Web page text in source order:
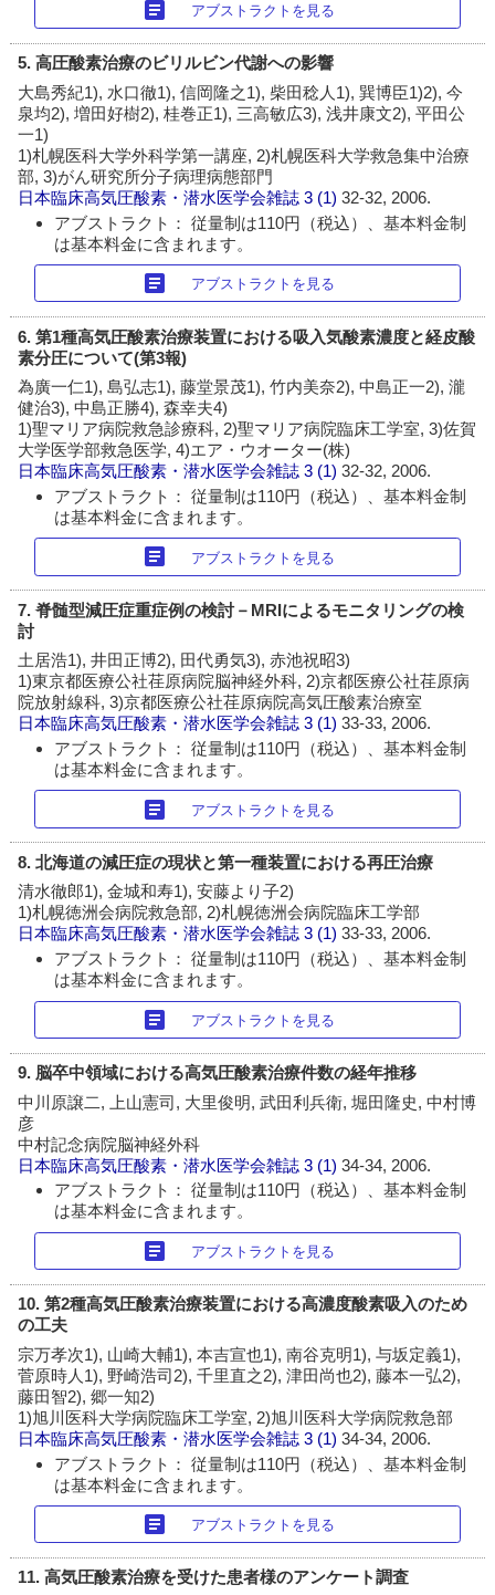
article アブストラクトを見る
5. 高圧酸素治療のビリルビン代謝への影響
大島秀紀1), 水口徹1), 信岡隆之1), 柴田稔人1), 巽博臣1)2), 今
泉均2), 増田好樹2), 桂巻正1), 三高敏広3), 浅井康文2), 平田公
一1)
1)札幌医科大学外科学第一講座, 2)札幌医科大学救急集中治療
部, 3)がん研究所分子病理病態部門
日本臨床高気圧酸素・潜水医学会雑誌 3 (1)32-32, 2006.
アブストラクト： 従量制は110円（税込）、基本料金制
は基本料金に含まれます。
article アブストラクトを見る
6. 第1種高気圧酸素治療装置における吸入気酸素濃度と経皮酸
素分圧について(第3報)
為廣一仁1), 島弘志1), 藤堂景茂1), 竹内美奈2), 中島正一2), 瀧
健治3), 中島正勝4), 森幸夫4)
1)聖マリア病院救急診療科, 2)聖マリア病院臨床工学室, 3)佐賀
大学医学部救急医学, 4)エア・ウオーター(株)
日本臨床高気圧酸素・潜水医学会雑誌 3 (1)32-32, 2006.
アブストラクト： 従量制は110円（税込）、基本料金制
は基本料金に含まれます。
article アブストラクトを見る
7. 脊髄型減圧症重症例の検討－MRIによるモニタリングの検
討
土居浩1), 井田正博2), 田代勇気3), 赤池祝昭3)
1)東京都医療公社荏原病院脳神経外科, 2)京都医療公社荏原病
院放射線科, 3)京都医療公社荏原病院高気圧酸素治療室
日本臨床高気圧酸素・潜水医学会雑誌 3 (1)33-33, 2006.
アブストラクト： 従量制は110円（税込）、基本料金制
は基本料金に含まれます。
article アブストラクトを見る
8. 北海道の減圧症の現状と第一種装置における再圧治療
清水徹郎1), 金城和寿1), 安藤より子2)
1)札幌徳洲会病院救急部, 2)札幌徳洲会病院臨床工学部
日本臨床高気圧酸素・潜水医学会雑誌 3 (1)33-33, 2006.
アブストラクト： 従量制は110円（税込）、基本料金制
は基本料金に含まれます。
article アブストラクトを見る
9. 脳卒中領域における高気圧酸素治療件数の経年推移
中川原譲二, 上山憲司, 大里俊明, 武田利兵衛, 堀田隆史, 中村博
彦
中村記念病院脳神経外科
日本臨床高気圧酸素・潜水医学会雑誌 3 (1)34-34, 2006.
アブストラクト： 従量制は110円（税込）、基本料金制
は基本料金に含まれます。
article アブストラクトを見る
10. 第2種高気圧酸素治療装置における高濃度酸素吸入のため
の工夫
宗万孝次1), 山崎大輔1), 本吉宣也1), 南谷克明1), 与坂定義1),
菅原時人1), 野崎浩司2), 千里直之2), 津田尚也2), 藤本一弘2),
藤田智2), 郷一知2)
1)旭川医科大学病院臨床工学室, 2)旭川医科大学病院救急部
日本臨床高気圧酸素・潜水医学会雑誌 3 (1)34-34, 2006.
アブストラクト： 従量制は110円（税込）、基本料金制
は基本料金に含まれます。
article アブストラクトを見る
11. 高気圧酸素治療を受けた患者様のアンケート調査